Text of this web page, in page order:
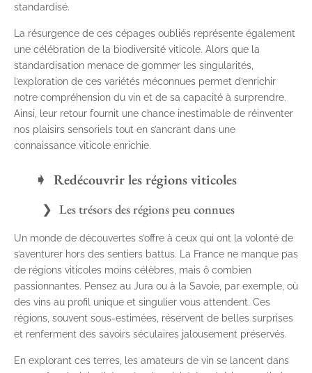
standardisé.
La résurgence de ces cépages oubliés représente également
une célébration de la biodiversité viticole. Alors que la
standardisation menace de gommer les singularités,
l’exploration de ces variétés méconnues permet d’enrichir
notre compréhension du vin et de sa capacité à surprendre.
Ainsi, leur retour fournit une chance inestimable de réinventer
nos plaisirs sensoriels tout en s’ancrant dans une
connaissance viticole enrichie.
Redécouvrir les régions viticoles
Les trésors des régions peu connues
Un monde de découvertes s’offre à ceux qui ont la volonté de
s’aventurer hors des sentiers battus. La France ne manque pas
de régions viticoles moins célèbres, mais ô combien
passionnantes. Pensez au Jura ou à la Savoie, par exemple, où
des vins au profil unique et singulier vous attendent. Ces
régions, souvent sous-estimées, réservent de belles surprises
et renferment des savoirs séculaires jalousement préservés.
En explorant ces terres, les amateurs de vin se lancent dans